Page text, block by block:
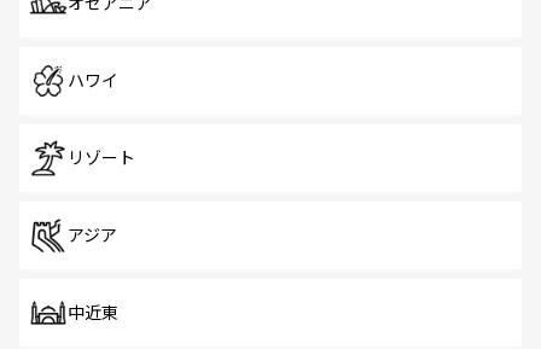
ハワイ
リゾート
アジア
中近東